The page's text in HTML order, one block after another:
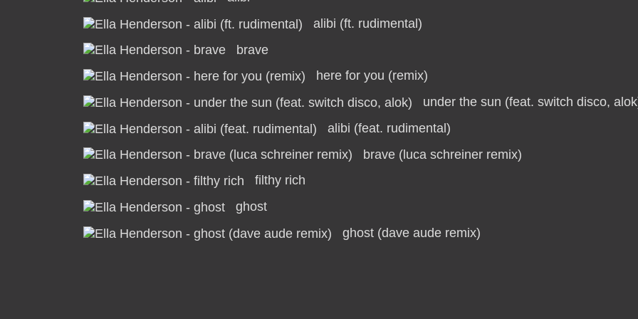
alibi (ft. rudimental)
brave
here for you (remix)
under the sun (feat. switch disco,
alibi (feat. rudimental)
brave (luca schreiner remix)
filthy rich
ghost
ghost (dave aude remix)